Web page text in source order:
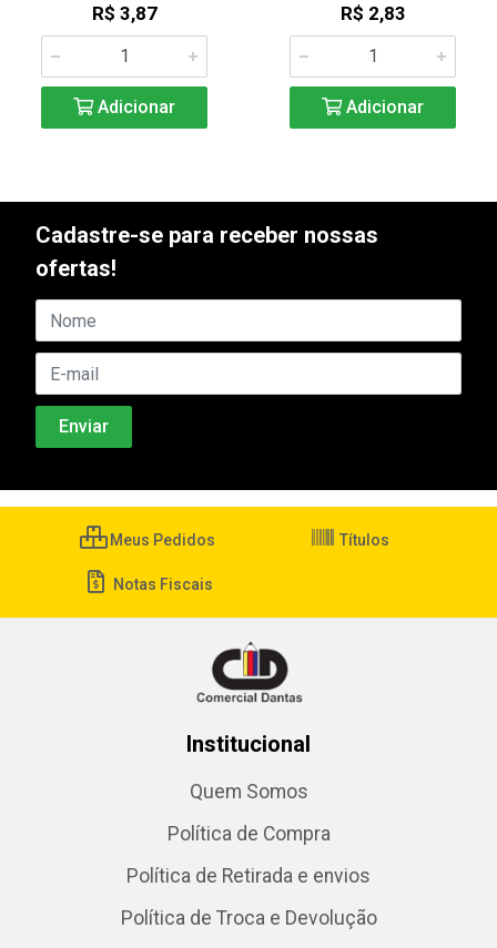
R$ 3,87
Adicionar
R$ 2,83
Adicionar
Cadastre-se para receber nossas
ofertas!
Meus Pedidos Títulos
Notas Fiscais
Institucional
Quem Somos
Política de Compra
Política de Retirada e envios
Política de Troca e Devolução